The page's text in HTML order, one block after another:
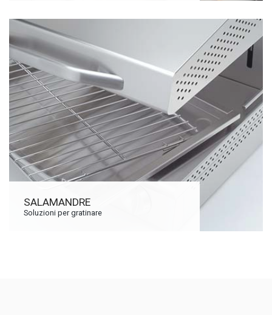
SALAMANDRE
Soluzioni per gratinare